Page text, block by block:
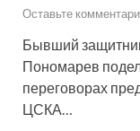
Оставьте
Бывший
Пономарев
переговорах
ЦСКА…